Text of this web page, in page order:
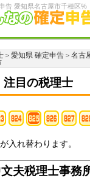
告 愛知県名古屋市千種区%
＞ 愛知県 確定申告＞ 名古
注目の税理士
入れ替わります。
文夫税理士事務